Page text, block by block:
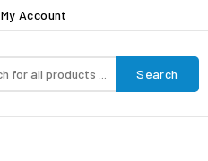
My Account
Search